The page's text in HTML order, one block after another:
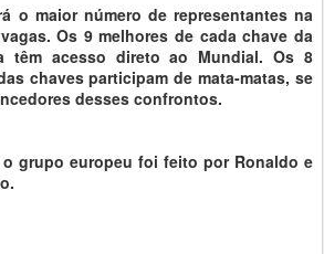
o maior número de representantes na
Os 9 melhores de cada chave da
têm acesso direto ao Mundial. Os 8
chaves participam de mata-matas, se
desses confrontos.
o grupo europeu foi feito por Ronaldo e